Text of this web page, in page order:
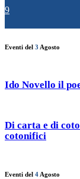
9
Eventi del 3 Agosto
Ido Novello il
Di carta e di
cotonifici
Eventi del 4 Agosto